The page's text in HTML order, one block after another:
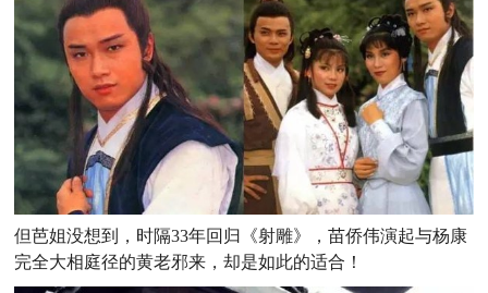
但芭姐没想到，时隔33年回归《射雕》，苗侨伟演起与杨康
完全大相庭径的黄老邪来，却是如此的适合！